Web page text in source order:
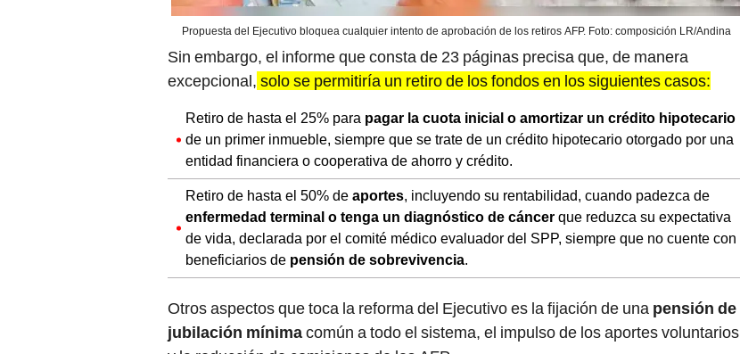
Propuesta del Ejecutivo bloquea cualquier intento de aprobación de los retiros AFP. Foto: composición LR/Andina
Sin embargo, el informe que consta de 23 páginas precisa que, de manera
excepcional, solo se permitiría un retiro de los fondos en los siguientes casos:
Retiro de hasta el 25% para pagar la cuota inicial o amortizar un crédito hipotecario
de un primer inmueble, siempre que se trate de un crédito hipotecario otorgado por una
entidad financiera o cooperativa de ahorro y crédito.
Retiro de hasta el 50% de aportes, incluyendo su rentabilidad, cuando padezca de
enfermedad terminal o tenga un diagnóstico de cáncer que reduzca su expectativa
de vida, declarada por el comité médico evaluador del SPP, siempre que no cuente con
beneficiarios de pensión de sobrevivencia.
Otros aspectos que toca la reforma del Ejecutivo es la fijación de una pensión de
jubilación mínimacomún a todo el sistema, el impulso de los aportes voluntarios